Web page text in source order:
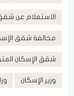
الاستعلام عن
مخالفة شقق
شقق الإسكان
وزير الإسكان